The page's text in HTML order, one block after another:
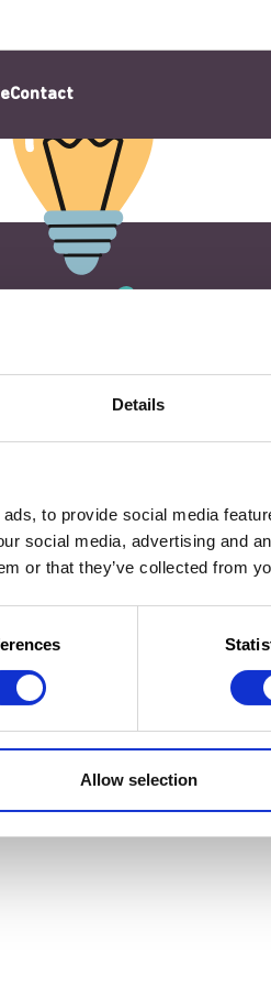
Details
to provide social media
social media, advertising and
or that they’ve collected from
Allow selection
Contact